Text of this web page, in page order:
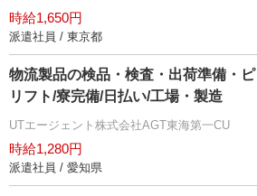
時給1,650円
派遣社員 / 東京都
物流製品の検品・検査・出荷準備・
リフト/寮完備/日払い/工場・製造
UTエージェント株式会社AGT東海第一CU
時給1,280円
派遣社員 / 愛知県